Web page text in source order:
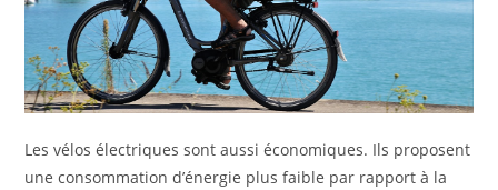
Les vélos électriques sont aussi économiques. Ils proposent
une consommation d’énergie plus faible par rapport à la